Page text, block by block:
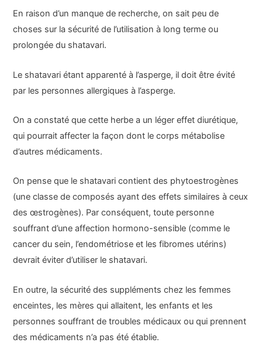
En raison d’un manque de recherche, on sait peu de
choses sur la sécurité de l’utilisation à long terme ou
prolongée du shatavari.
Le shatavari étant apparenté à l’asperge, il doit être évité
par les personnes allergiques à l’asperge.
On a constaté que cette herbe a un léger effet diurétique,
qui pourrait affecter la façon dont le corps métabolise
d’autres médicaments.
On pense que le shatavari contient des phytoestrogènes
(une classe de composés ayant des effets similaires à ceux
des œstrogènes). Par conséquent, toute personne
souffrant d’une affection hormono-sensible (comme le
cancer du sein, l’endométriose et les fibromes utérins)
devrait éviter d’utiliser le shatavari.
En outre, la sécurité des suppléments chez les femmes
enceintes, les mères qui allaitent, les enfants et les
personnes souffrant de troubles médicaux ou qui prennent
des médicaments n’a pas été établie.